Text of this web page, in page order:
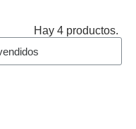
Hay 4 productos.